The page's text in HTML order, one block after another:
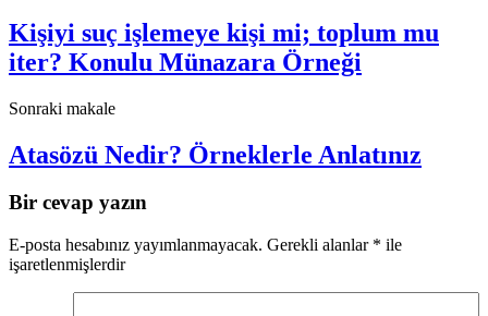
Kişiyi suç işlemeye kişi mi; toplum mu
iter? Konulu Münazara Örneği
Sonraki makale
Atasözü Nedir? Örneklerle Anlatınız
Bir cevap yazın
E-posta hesabınız yayımlanmayacak. Gerekli alanlar * ile
işaretlenmişlerdir